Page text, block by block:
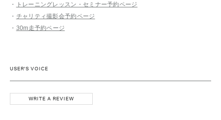
・
トレーニングレッスン・セミナー予約ページ
・ チャリティ撮影会予約ページ
・ 30m走予約ページ
USER'S VOICE
WRITE A REVIEW